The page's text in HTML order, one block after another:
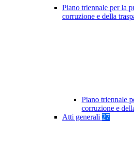
Piano triennale per la
corruzione e della
Piano triennale
corruzione e
Atti generali 27